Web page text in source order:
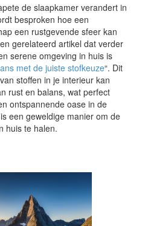
de slaapkamer verandert in
besproken hoe een
een rustgevende sfeer kan
gerelateerd artikel dat verder
serene omgeving in huis is
met de juiste stofkeuze“. Dit
stoffen in je interieur kan
rust en balans, wat perfect
ontspannende oase in de
is een geweldige manier om de
huis te halen.